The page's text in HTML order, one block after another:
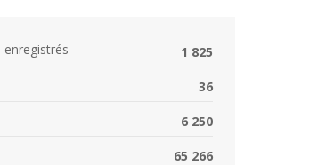
1 825
36
6 250
65 266